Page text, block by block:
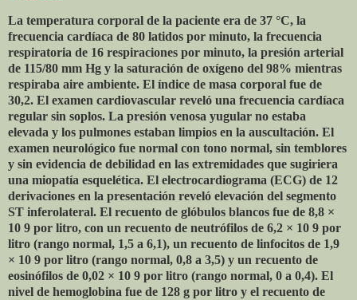
La temperatura corporal de la paciente era de 37 °C, la
frecuencia cardíaca de 80 latidos por minuto, la frecuencia
respiratoria de 16 respiraciones por minuto, la presión arterial
de 115/80 mm Hg y la saturación de oxígeno del 98% mientras
respiraba aire ambiente. El índice de masa corporal fue de
30,2. El examen cardiovascular reveló una frecuencia cardíaca
regular sin soplos. La presión venosa yugular no estaba
elevada y los pulmones estaban limpios en la auscultación. El
examen neurológico fue normal con tono normal, sin temblores
y sin evidencia de debilidad en las extremidades que sugiriera
una miopatía esquelética. El electrocardiograma (ECG) de 12
derivaciones en la presentación reveló elevación del segmento
ST inferolateral. El recuento de glóbulos blancos fue de 8,8 ×
10 9 por litro, con un recuento de neutrófilos de 6,2 × 10 9 por
litro (rango normal, 1,5 a 6,1), un recuento de linfocitos de 1,9
× 10 9 por litro (rango normal, 0,8 a 3,5) y un recuento de
eosinófilos de 0,02 × 10 9 por litro (rango normal, 0 a 0,4). El
nivel de hemoglobina fue de 128 g por litro y el recuento de